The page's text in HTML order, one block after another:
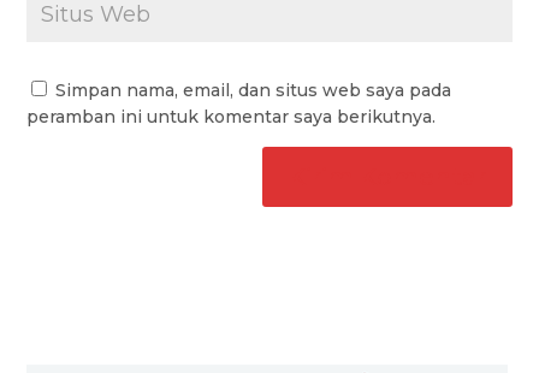
Simpan nama, email, dan situs web saya pada
peramban ini untuk komentar saya berikutnya.